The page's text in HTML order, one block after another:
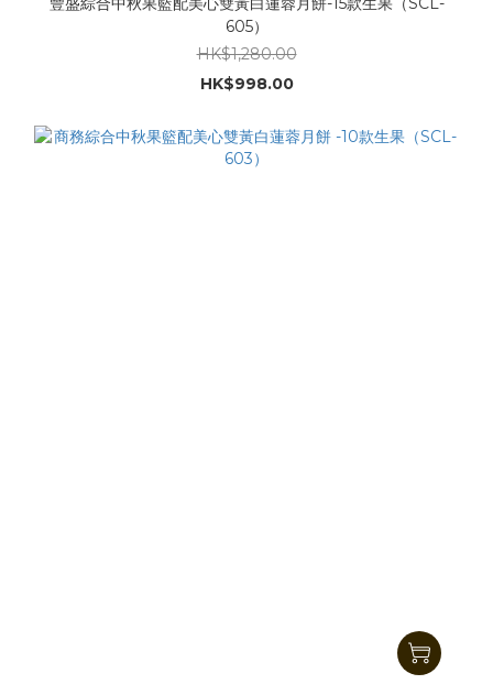
605）
HK$1,280.00
HK$998.00